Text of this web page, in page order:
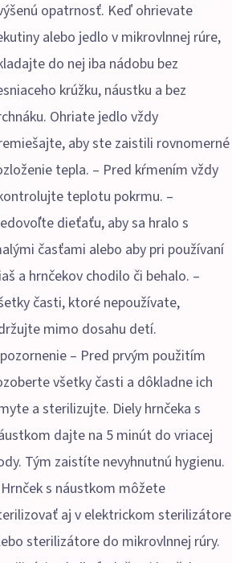
opatrnosť. Keď ohrievate
alebo jedlo v mikrovlnnej rúre,
do nej iba nádobu bez
krúžku, náustku a bez
Ohriate jedlo vždy
aby ste zaistili rovnomerné
tepla. – Pred kŕmením vždy
teplotu pokrmu. –
dieťaťu, aby sa hralo s
časťami alebo aby pri používaní
a hrnčekov chodilo či behalo. –
časti, ktoré nepoužívate,
mimo dosahu detí.
– Pred prvým použitím
všetky časti a dôkladne ich
a sterilizujte. Diely hrnčeka s
dajte na 5 minút do vriacej
Tým zaistíte nevyhnutnú hygienu.
s náustkom môžete
aj v elektrickom sterilizátore
sterilizátore do mikrovlnnej rúry.